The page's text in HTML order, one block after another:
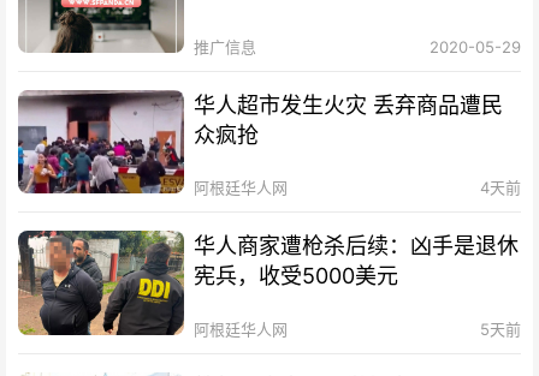
推广信息 2020-05-29
华人超市发生火灾 丢弃商品遭民
众疯抢
阿根廷华人网 4天前
华人商家遭枪杀后续：凶手是退休
宪兵，收受5000美元
阿根廷华人网 5天前